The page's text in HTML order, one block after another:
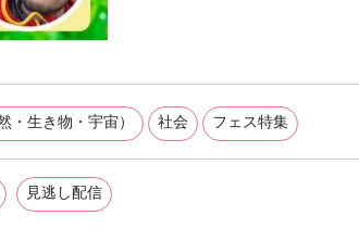
・生き物・宇宙） 社会 フェス特集
見逃し配信